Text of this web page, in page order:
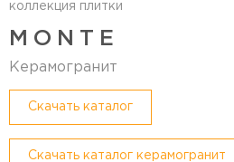
коллекция плитки
MONTE
Керамогранит
Cкачать каталог
Скачать каталог керамогранит